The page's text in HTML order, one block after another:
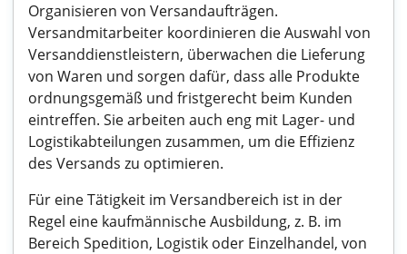
Organisieren von Versandaufträgen.
Versandmitarbeiter koordinieren die Auswahl von
Versanddienstleistern, überwachen die Lieferung
von Waren und sorgen dafür, dass alle Produkte
ordnungsgemäß und fristgerecht beim Kunden
eintreffen. Sie arbeiten auch eng mit Lager- und
Logistikabteilungen zusammen, um die Effizienz
des Versands zu optimieren.
Für eine Tätigkeit im Versandbereich ist in der
Regel eine kaufmännische Ausbildung, z. B. im
Bereich Spedition, Logistik oder Einzelhandel, von